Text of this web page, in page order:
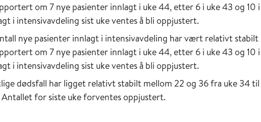
om 7 nye pasienter innlagt i uke 44, etter 6 i uke 43 og 10 i
i intensivavdeling sist uke ventes å bli oppjustert.
nye pasienter innlagt i intensivavdeling har vært relativt stabilt
om 7 nye pasienter innlagt i uke 44, etter 6 i uke 43 og 10 i
i intensivavdeling sist uke ventes å bli oppjustert.
dødsfall har ligget relativt stabilt mellom 22 og 36 fra uke 34 til
for siste uke forventes oppjustert.